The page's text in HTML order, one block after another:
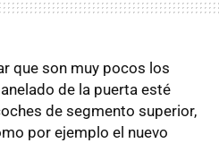
que son muy pocos los
de la puerta esté
de segmento superior,
por ejemplo el nuevo